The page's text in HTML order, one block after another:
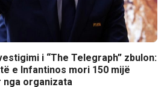
i “The Telegraph” zbulon:
e Infantinos mori 150 mijë
nga organizata